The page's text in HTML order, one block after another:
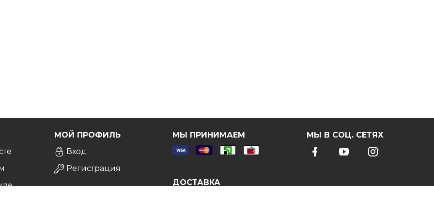
МОЙ ПРОФИЛЬ
Вход
Регистрация
МЫ ПРИНИМАЕМ
ДОСТАВКА
МЫ В СОЦ. СЕТЯХ